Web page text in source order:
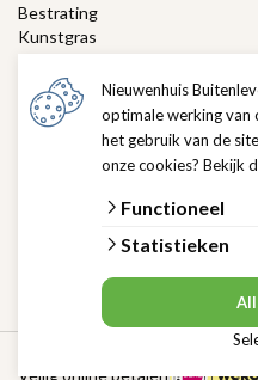
Bestrating
Kunstgras
Verlichting
Hovenierswinkel
Klantenservice
Ik zoek een hovenier
Bestellen & betalen
Veilig online betalen
Nieuwenhuis
optimale werking van
het gebruik van de
onze cookies? Bekijk
Functioneel
Statistieken